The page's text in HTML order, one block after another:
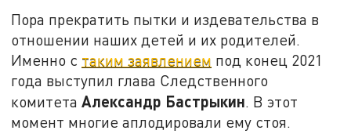
Пора прекратить пытки и издевательства в
отношении наших детей и их родителей.
Именно с таким заявлением под конец 2021
года выступил глава Следственного
комитетаАлександр Бастрыкин. В этот
момент многие аплодировали ему стоя.